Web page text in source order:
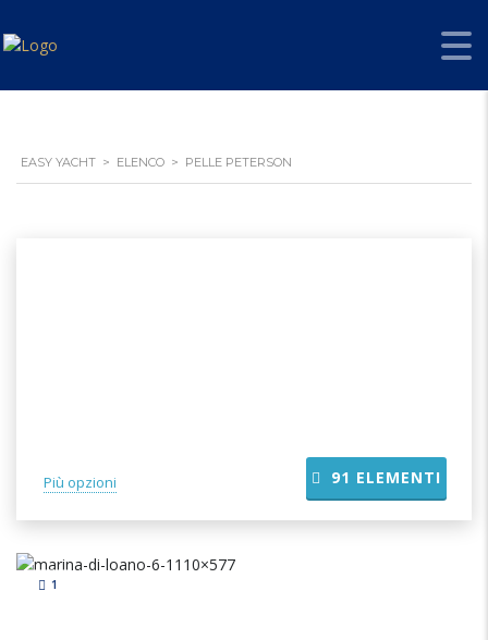
EASY YACHT > ELENCO > PELLE PETERSON
Più opzioni 91 ELEMENTI
1